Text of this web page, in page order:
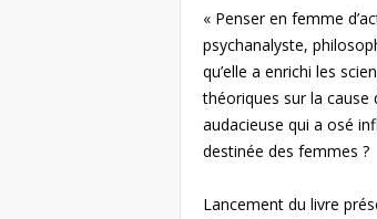
« Penser en femme
psychanalyste,
qu’elle a enrichi les
théoriques sur la cause
audacieuse qui a osé
destinée des femmes ?
Lancement du livre